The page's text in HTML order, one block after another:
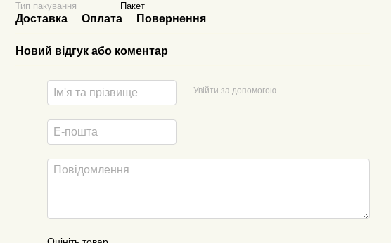
Тип пакування
Пакет
Доставка Оплата Повернення
Новий відгук або коментар
Увійти за допомогою